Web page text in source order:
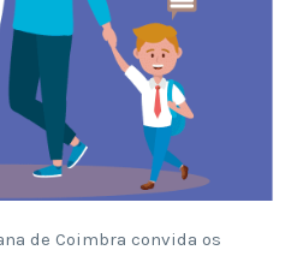
de Coimbra convida os